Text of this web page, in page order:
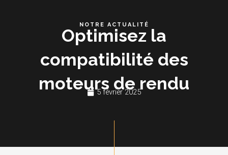
NOTRE ACTUALITÉ
Optimisez la
compatibilité des
moteurs de rendu
5 février 2025